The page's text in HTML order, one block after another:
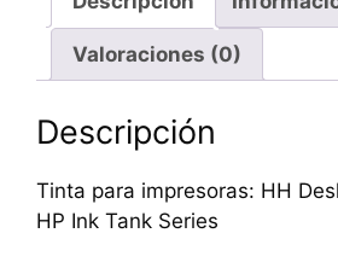
Valoraciones (0)
Descripción
Tinta para impresoras: HH
HP Ink Tank Series